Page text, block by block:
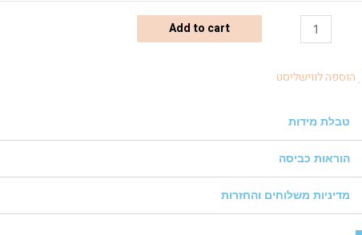
quantity
Add to cart
הוספה לווישליסט
טבלת מידות
הוראות כביסה
מדיניות משלוחים והחזרות